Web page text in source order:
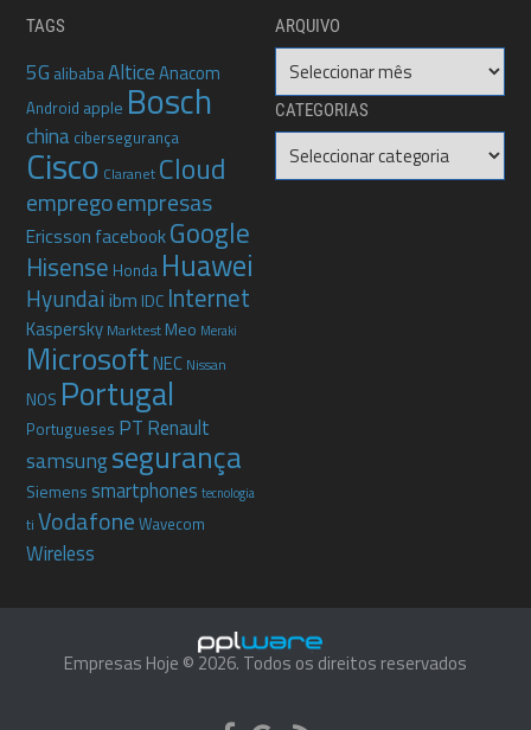
TAGS
5G alibabaAlticeAnacom
Android apple Bosch
china cibersegurança
Cisco Claranet Cloud
empregoempresas
Ericsson facebookGoogle
Hisense Honda Huawei
Hyundai ibm IDC Internet
Kaspersky Marktest Meo Meraki
MicrosoftNEC Nissan
NOS Portugal
Portugueses PT Renault
samsungsegurança
Siemenssmartphones tecnologia
ti Vodafone Wavecom
Wireless
ARQUIVO
Arquivo
CATEGORIAS
Categorias
Empresas Hoje © 2026. Todos os direitos reservados